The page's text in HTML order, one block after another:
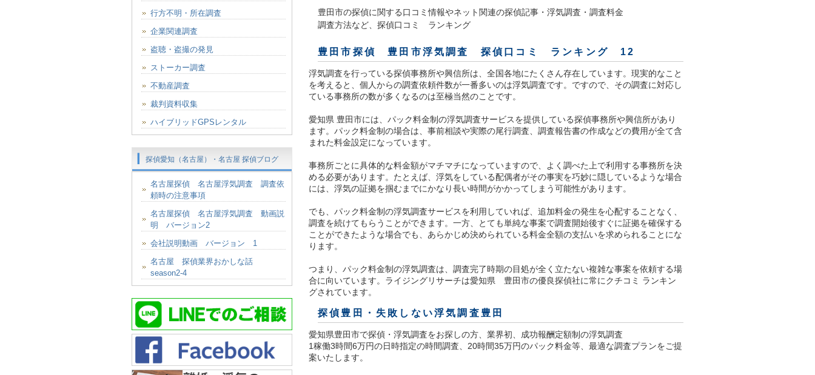
豊田市の探偵に関する口コミ情報やネット関連の探偵記事・浮気調査・調査料金
調査方法など、探偵口コミ ランキング
豊田市探偵 豊田市浮気調査 探偵口コミ ランキング 12
浮気調査を行っている探偵事務所や興信所は、全国各地にたくさん存在しています。現実的なこと
を考えると、個人からの調査依頼件数が一番多いのは浮気調査です。ですので、その調査に対応し
ている事務所の数が多くなるのは至極当然のことです。
愛知県 豊田市には、パック料金制の浮気調査サービスを提供している探偵事務所や興信所があり
ます。パック料金制の場合は、事前相談や実際の尾行調査、調査報告書の作成などの費用が全て含
まれた料金設定になっています。
事務所ごとに具体的な料金額がマチマチになっていますので、よく調べた上で利用する事務所を決
める必要があります。たとえば、浮気をしている配偶者がその事実を巧妙に隠しているような場合
には、浮気の証拠を掴むまでにかなり長い時間がかかってしまう可能性があります。
でも、パック料金制の浮気調査サービスを利用していれば、追加料金の発生を心配することなく、
調査を続けてもらうことができます。一方、とても単純な事案で調査開始後すぐに証拠を確保する
ことができたような場合でも、あらかじめ決められている料金全額の支払いを求められることにな
ります。
つまり、パック料金制の浮気調査は、調査完了時期の目処が全く立たない複雑な事案を依頼する場
合に向いています。ライジングリサーチは愛知県 豊田市の優良探偵社に常にクチコミ ランキン
グされています。
探偵豊田 ・失敗しない浮気調査豊田
愛知県豊田市で探偵・浮気調査をお探しの方、業界初、成功報酬定額制の浮気調査
1稼働3時間6万円の日時指定の時間調査、20時間35万円のパック料金等、最適な調査プランをご提
案いたします。
行方不明・所在調査
企業関連調査
盗聴・盗撮の発見
ストーカー調査
不動産調査
裁判資料収集
ハイブリッドGPSレンタル
探偵愛知（名古屋）・名古屋 探偵ブログ
名古屋探偵 名古屋浮気調査 調査依
頼時の注意事項
名古屋探偵 名古屋浮気調査 動画説
明 バージョン2
会社説明動画 バージョン 1
名古屋 探偵業界おかしな話
season2-4